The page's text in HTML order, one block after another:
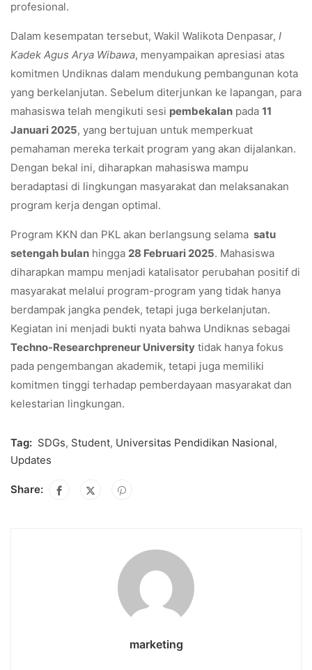
profesional.
Dalam kesempatan tersebut, Wakil Walikota Denpasar, I
Kadek Agus Arya Wibawa, menyampaikan apresiasi atas
komitmen Undiknas dalam mendukung pembangunan kota
yang berkelanjutan. Sebelum diterjunkan ke lapangan, para
mahasiswa telah mengikuti sesi pembekalan pada 11
Januari 2025, yang bertujuan untuk memperkuat
pemahaman mereka terkait program yang akan dijalankan.
Dengan bekal ini, diharapkan mahasiswa mampu
beradaptasi di lingkungan masyarakat dan melaksanakan
program kerja dengan optimal.
Program KKN dan PKL akan berlangsung selama satu
setengah bulan hingga 28 Februari 2025. Mahasiswa
diharapkan mampu menjadi katalisator perubahan positif di
masyarakat melalui program-program yang tidak hanya
berdampak jangka pendek, tetapi juga berkelanjutan.
Kegiatan ini menjadi bukti nyata bahwa Undiknas sebagai
Techno-Researchpreneur University tidak hanya fokus
pada pengembangan akademik, tetapi juga memiliki
komitmen tinggi terhadap pemberdayaan masyarakat dan
kelestarian lingkungan.
Tag: SDGs, Student, Universitas Pendidikan Nasional,
Updates
Share:
marketing